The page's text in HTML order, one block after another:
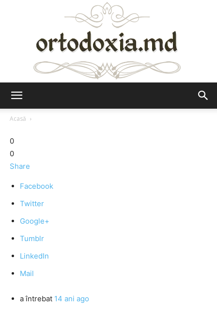
Acasă
0
0
Share
Facebook
Twitter
Google+
Tumblr
LinkedIn
Mail
a întrebat 14 ani ago